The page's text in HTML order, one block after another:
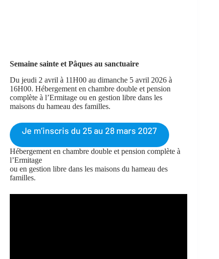
Semaine sainte et Pâques au sanctuaire
Du jeudi 2 avril à 11H00 au dimanche 5 avril 2026 à
16H00. Hébergement en chambre double et pension
complète à l’Ermitage ou en gestion libre dans les
maisons du hameau des familles.
Je m’inscris du 25 au 28 mars 2027
Hébergement en chambre double et pension complète à
l’Ermitage
ou en gestion libre dans les maisons du hameau des
familles.